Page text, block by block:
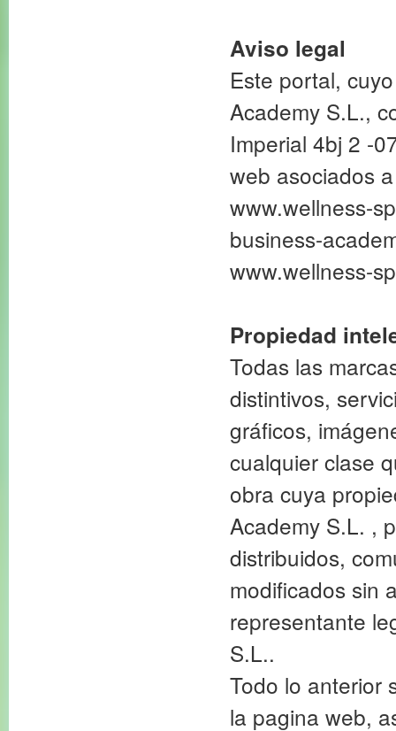
Aviso legal
Este portal,
Academy S.L.,
Imperial 4bj 2 -
web asociados
www.wellness-
business-
www.wellness-
Propiedad
Todas las
distintivos,
gráficos,
cualquier clase
obra cuya
Academy S.L. ,
distribuidos,
modificados sin
representante
S.L..
Todo lo anterior
la pagina web,